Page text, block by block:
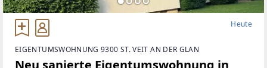
Heute
EIGENTUMSWOHNUNG 9300 ST. VEIT AN DER GLAN
Neu sanierte Eigentumswohnung in